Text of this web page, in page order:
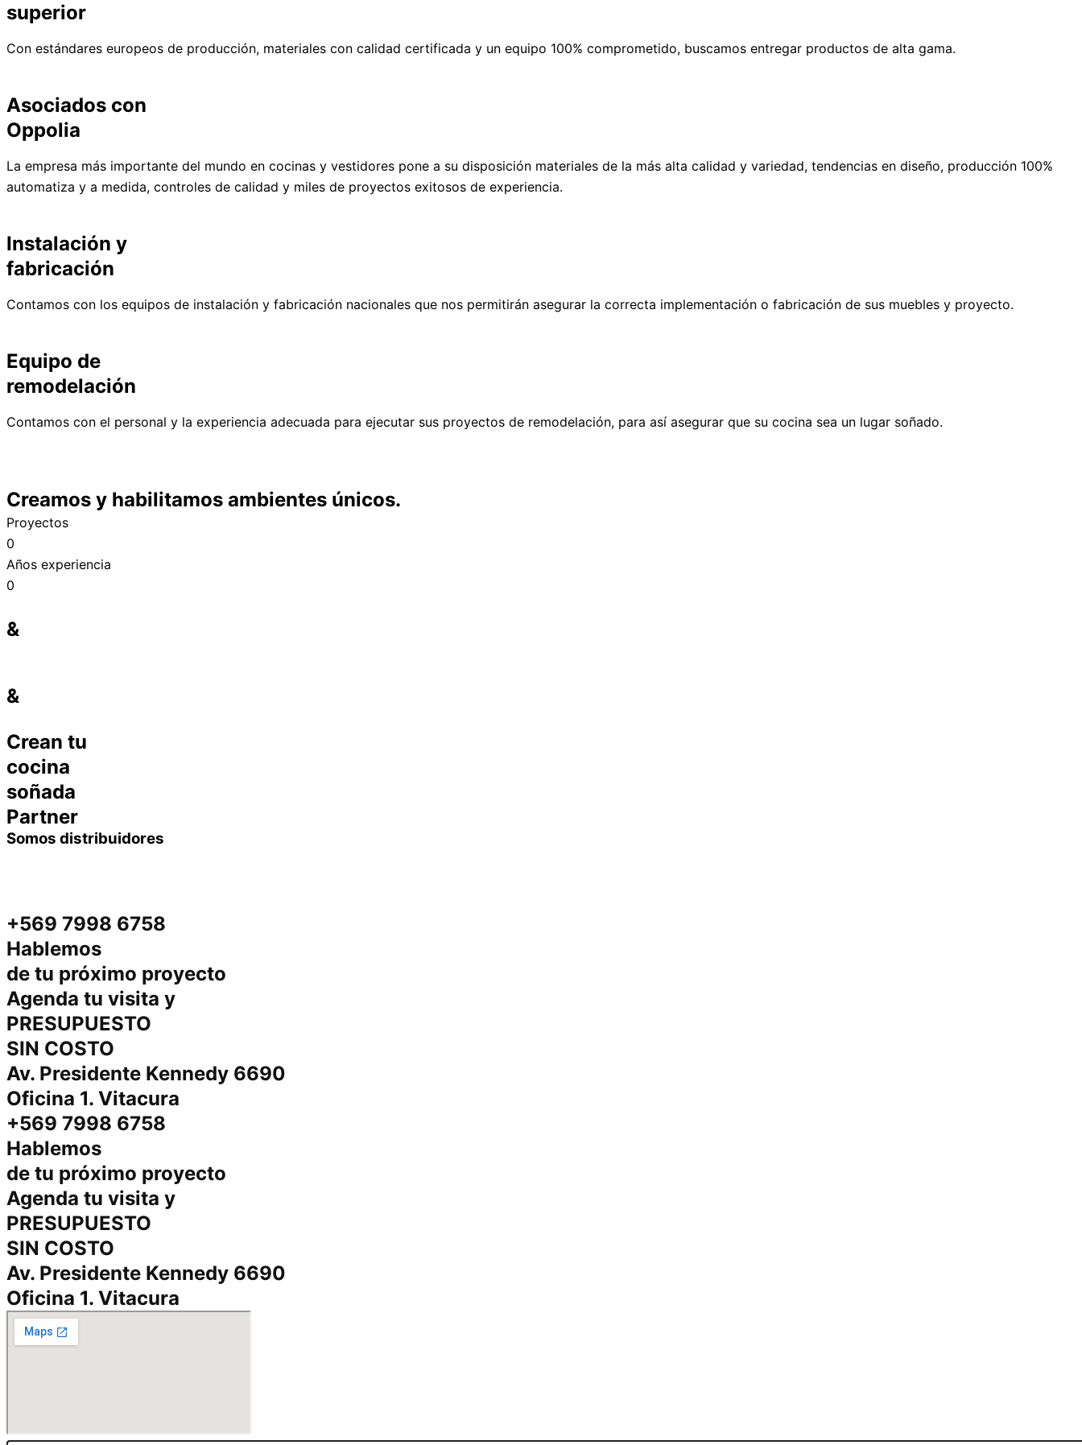
superior
Con estándares europeos de producción, materiales con calidad certificada y un equipo 100% comprometido, buscamos entregar productos de alta gama.
Asociados con
Oppolia
La empresa más importante del mundo en cocinas y vestidores pone a su disposición materiales de la más alta calidad y variedad, tendencias en diseño, producción 100%
automatiza y a medida, controles de calidad y miles de proyectos exitosos de experiencia.
Instalación y
fabricación
Contamos con los equipos de instalación y fabricación nacionales que nos permitirán asegurar la correcta implementación o fabricación de sus muebles y proyecto.
Equipo de
remodelación
Contamos con el personal y la experiencia adecuada para ejecutar sus proyectos de remodelación, para así asegurar que su cocina sea un lugar soñado.
Creamos y habilitamos ambientes únicos.
Proyectos
0
Años experiencia
0
&
&
Crean tu
cocina
soñada
Partner
Somos distribuidores
+569 7998 6758
Hablemos
de tu próximo proyecto
Agenda tu visita y
PRESUPUESTO
SIN COSTO
Av. Presidente Kennedy 6690
Oficina 1. Vitacura
+569 7998 6758
Hablemos
de tu próximo proyecto
Agenda tu visita y
PRESUPUESTO
SIN COSTO
Av. Presidente Kennedy 6690
Oficina 1. Vitacura